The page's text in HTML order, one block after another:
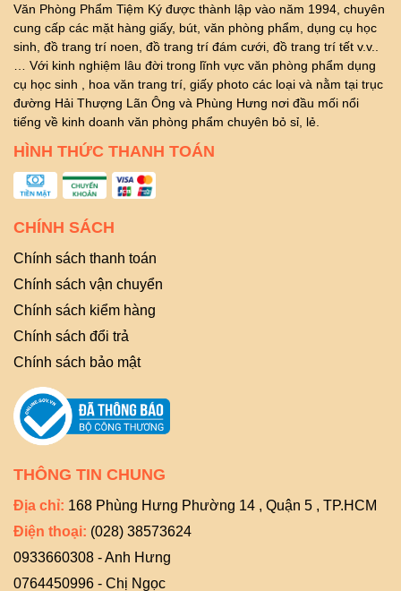
Văn Phòng Phẩm Tiệm Ký được thành lập vào năm 1994, chuyên
cung cấp các mặt hàng giấy, bút, văn phòng phẩm, dụng cụ học
sinh, đồ trang trí noen, đồ trang trí đám cưới, đồ trang trí tết v.v..
… Với kinh nghiệm lâu đời trong lĩnh vực văn phòng phẩm dụng
cụ học sinh , hoa văn trang trí, giấy photo các loại và nằm tại trục
đường Hải Thượng Lãn Ông và Phùng Hưng nơi đầu mối nổi
tiếng về kinh doanh văn phòng phẩm chuyên bỏ sỉ, lẻ.
HÌNH THỨC THANH TOÁN
CHÍNH SÁCH
Chính sách thanh toán
Chính sách vận chuyển
Chính sách kiểm hàng
Chính sách đổi trả
Chính sách bảo mật
THÔNG TIN CHUNG
Địa chỉ: 168 Phùng Hưng Phường 14 , Quận 5 , TP.HCM
Điện thoại: (028) 38573624
0933660308 - Anh Hưng
0764450996 - Chị Ngọc